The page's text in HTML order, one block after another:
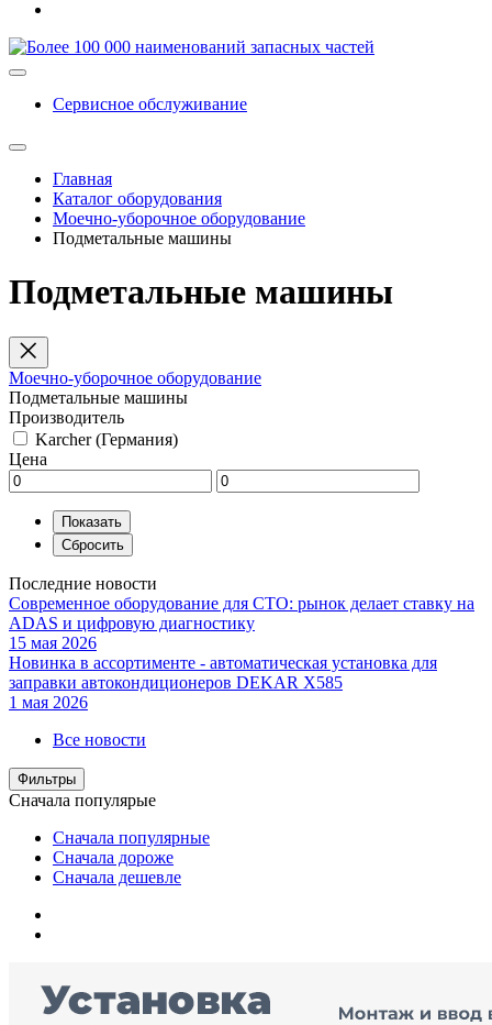
Сервисное обслуживание
Главная
Каталог оборудования
Моечно-уборочное оборудование
Подметальные машины
Подметальные машины
Моечно-уборочное оборудование
Подметальные машины
Производитель
Karcher (Германия)
Цена
Последние новости
Современное оборудование для СТО: рынок делает ставку на
ADAS и цифровую диагностику
15 мая 2026
Новинка в ассортименте - автоматическая установка для
заправки автокондиционеров DEKAR X585
1 мая 2026
Все новости
Фильтры
Сначала популярые
Сначала популярные
Сначала дороже
Сначала дешевле